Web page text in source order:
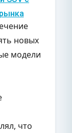
новых
модели
что